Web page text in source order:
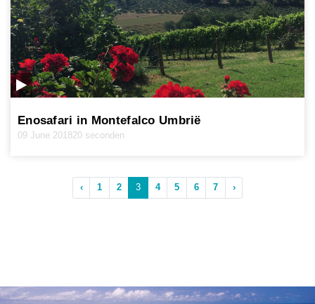
Enosafari in Montefalco Umbrië
09 June 201820 seconden
‹ 1 2 3 4 5 6 7 ›